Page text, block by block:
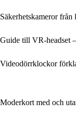
Säkerhetskameror
Guide till VR-headset
Videodörrklockor
Moderkort med och